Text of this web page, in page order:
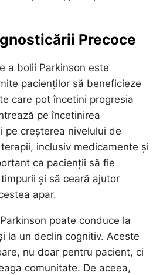
Precoce
a bolii Parkinson este
pacienților să beneficieze
care pot încetini progresia
pe încetinirea
pe creșterea nivelului de
inclusiv medicamente și
ca pacienții să fie
și să ceară ajutor
apar.
poate conduce la
la un declin cognitiv. Aceste
nu doar pentru pacient, ci
comunitate. De aceea,